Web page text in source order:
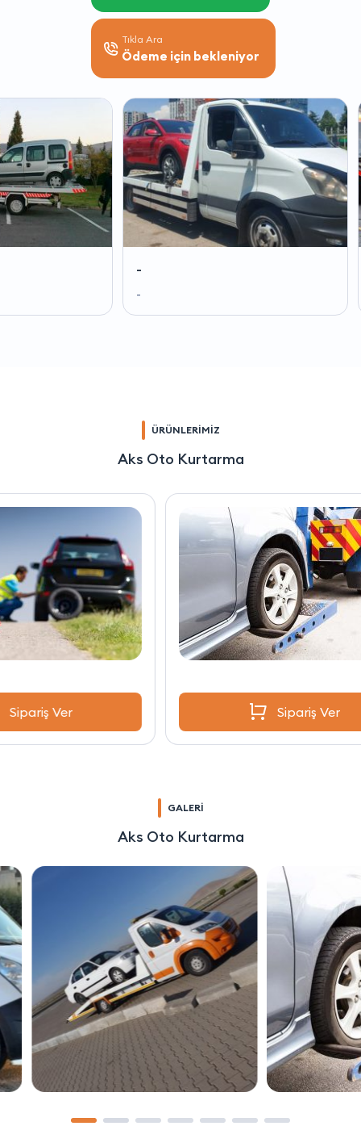
Tıkla Ara
Ödeme için bekleniyor
ÜRÜNLERİMİZ
Aks Oto Kurtarma
GALERİ
Aks Oto Kurtarma